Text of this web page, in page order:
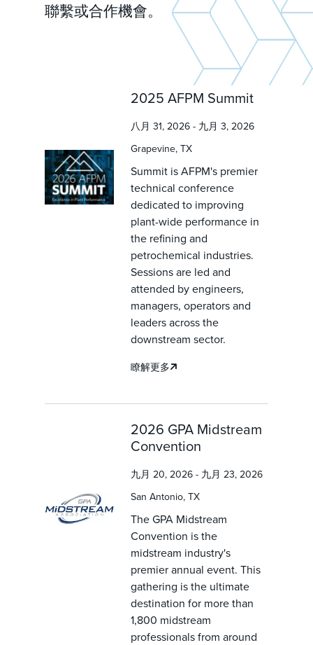
聯繫或合作機會。
2025 AFPM Summit
八月 31, 2026 - 九月 3, 2026
Grapevine, TX
Summit is AFPM's premier
technical conference
dedicated to improving
plant-wide performance in
the refining and
petrochemical industries.
Sessions are led and
attended by engineers,
managers, operators and
leaders across the
downstream sector.
瞭解更多
2026 GPA Midstream
Convention
九月 20, 2026 - 九月 23, 2026
San Antonio, TX
The GPA Midstream
Convention is the
midstream industry's
premier annual event. This
gathering is the ultimate
destination for more than
1,800 midstream
professionals from around